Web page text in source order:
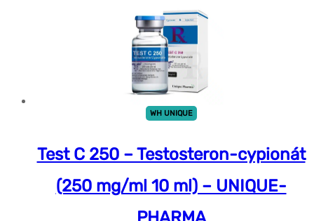
WH UNIQUE
Test C 250 – Testosteron-cypionát
(250 mg/ml 10 ml) – UNIQUE-